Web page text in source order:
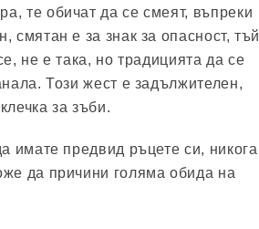
те обичат да се смеят, въпреки
смятан е за знак за опасност, тъй
не е така, но традицията да се
Този жест е задължителен,
за зъби.
имате предвид ръцете си, никога
да причини голяма обида на